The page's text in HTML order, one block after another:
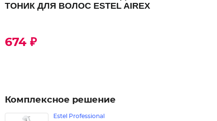
ТОНИК ДЛЯ ВОЛОС ESTEL AIREX
674 ₽
Комплексное решение
Estel Professional